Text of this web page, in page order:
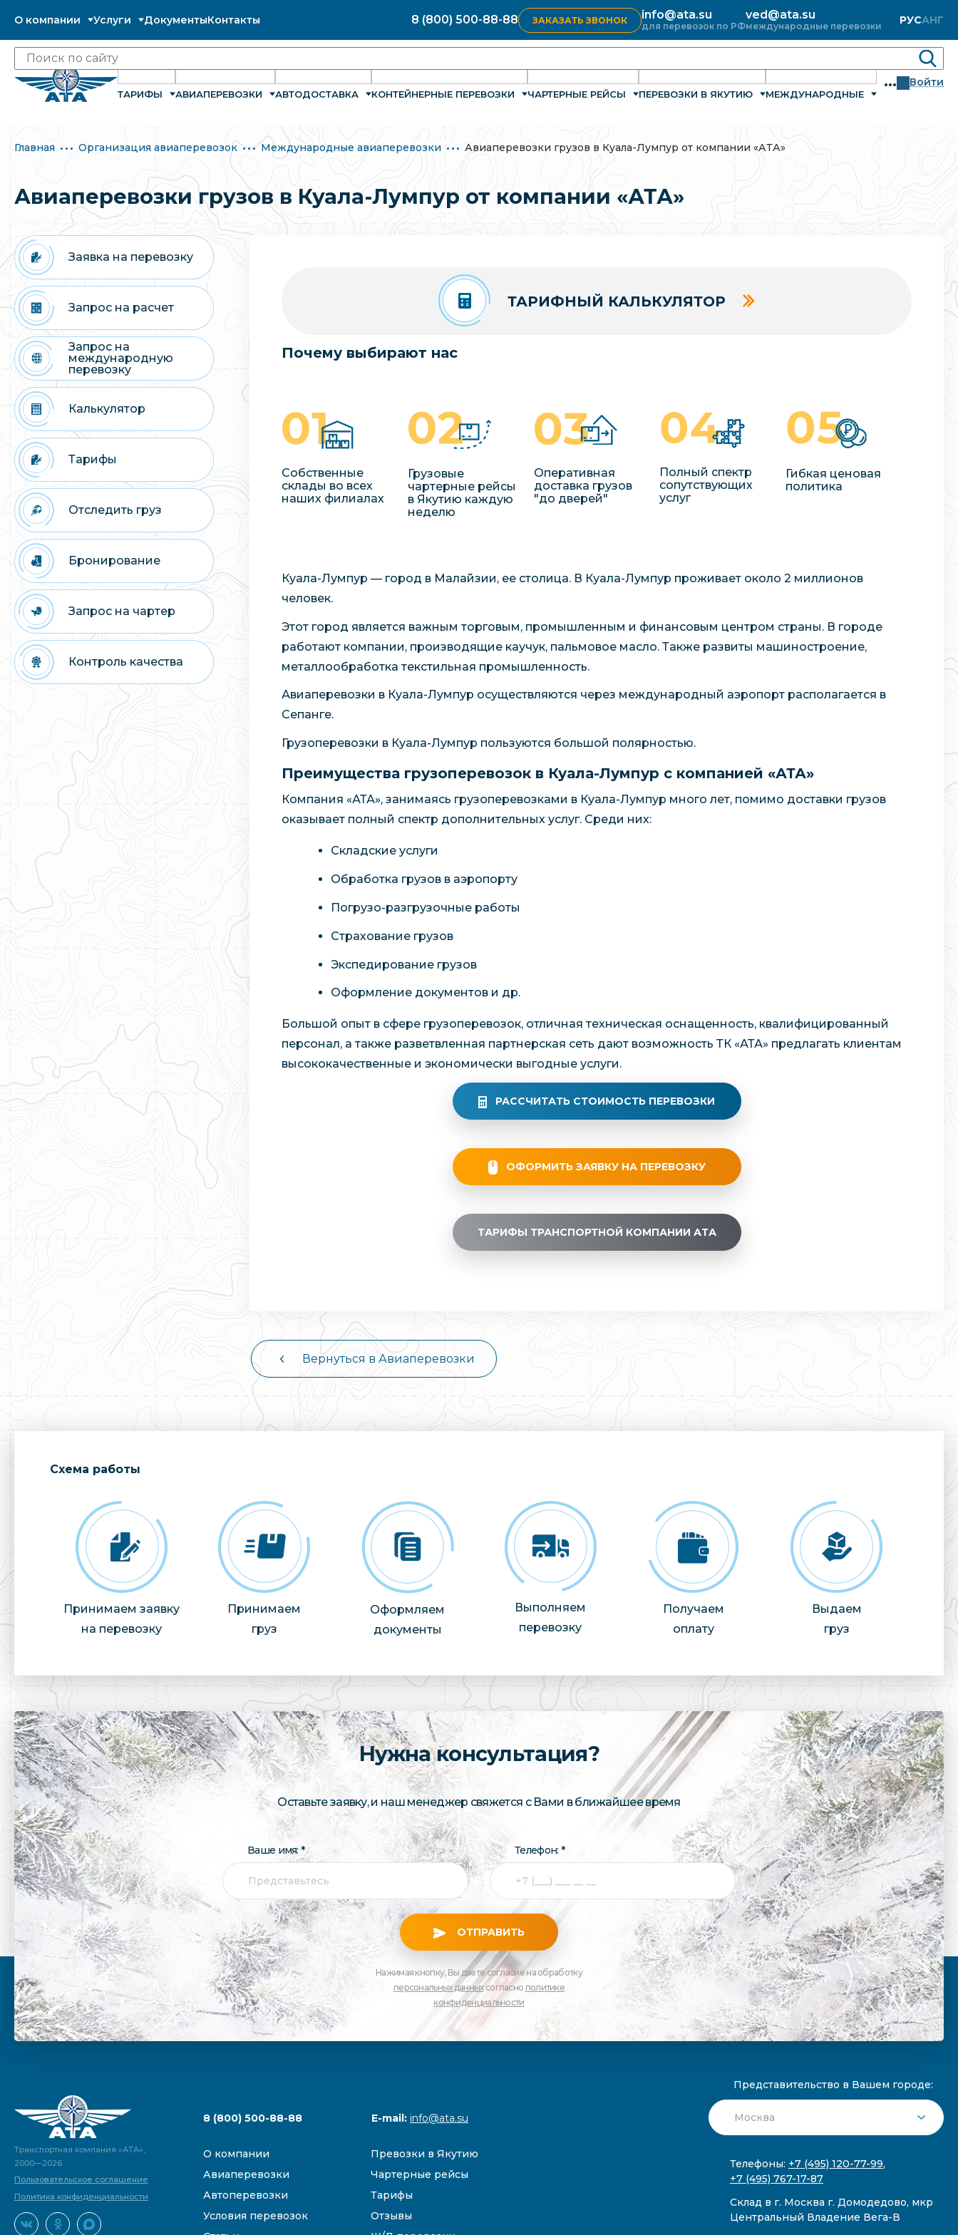
О компании Услуги ДокументыКонтакты 8 (800) 500-88-88 ЗАКАЗАТЬ ЗВОНОК info@ata.su
для перевозок по РФ
ved@ata.su
международные перевозки РУСАНГ
ТАРИФЫ АВИАПЕРЕВОЗКИ АВТОДОСТАВКА КОНТЕЙНЕРНЫЕ ПЕРЕВОЗКИ ЧАРТЕРНЫЕ РЕЙСЫ ПЕРЕВОЗКИ В ЯКУТИЮ МЕЖДУНАРОДНЫЕ
... Войти
Главная Организация авиаперевозок Международные авиаперевозки Авиаперевозки грузов в Куала-Лумпур от компании «АТА»
Авиаперевозки грузов в Куала-Лумпур от компании «АТА»
Заявка на перевозку
Запрос на расчет
Запрос на
международную
перевозку
Калькулятор
Тарифы
Отследить груз
Бронирование
Запрос на чартер
Контроль качества
ТАРИФНЫЙ КАЛЬКУЛЯТОР
Почему выбирают нас
Собственные
склады во всех
наших филиалах
Грузовые
чартерные рейсы
в Якутию каждую
неделю
Оперативная
доставка грузов
"до дверей"
Полный спектр
сопутствующих
услуг
Гибкая ценовая
политика
Куала-Лумпур — город в Малайзии, ее столица. В Куала-Лумпур проживает около 2 миллионов
человек.
Этот город является важным торговым, промышленным и финансовым центром страны. В городе
работают компании, производящие каучук, пальмовое масло. Также развиты машиностроение,
металлообработка текстильная промышленность.
Авиаперевозки в Куала-Лумпур осуществляются через международный аэропорт располагается в
Сепанге.
Грузоперевозки в Куала-Лумпур пользуются большой полярностью.
Преимущества грузоперевозок в Куала-Лумпур с компанией «АТА»
Компания «АТА», занимаясь грузоперевозками в Куала-Лумпур много лет, помимо доставки грузов
оказывает полный спектр дополнительных услуг. Среди них:
Складские услуги
Обработка грузов в аэропорту
Погрузо-разгрузочные работы
Страхование грузов
Экспедирование грузов
Оформление документов и др.
Большой опыт в сфере грузоперевозок, отличная техническая оснащенность, квалифицированный
персонал, а также разветвленная партнерская сеть дают возможность ТК «АТА» предлагать клиентам
высококачественные и экономически выгодные услуги.
РАССЧИТАТЬ СТОИМОСТЬ ПЕРЕВОЗКИ
ОФОРМИТЬ ЗАЯВКУ НА ПЕРЕВОЗКУ
ТАРИФЫ ТРАНСПОРТНОЙ КОМПАНИИ АТА
Вернуться в Авиаперевозки
Cхема работы
Принимаем заявку
на перевозку
Принимаем
груз
Оформляем
документы
Выполняем
перевозку
Получаем
оплату
Выдаем
груз
Нужна консультация?
Оставьте заявку, и наш менеджер свяжется с Вами в ближайшее время
Ваше имя: * Телефон: *
ОТПРАВИТЬ
Нажимая кнопку, Вы даете согласие на обработку
персональных данныхсогласно политике
конфиденциальности
Транспортная компания «АТА»,
2000—2026
Пользовательское соглашение
Политика конфиденциальности
8 (800) 500-88-88 E-mail:info@ata.su
О компании
Превозки в Якутию
Авиаперевозки
Чартерные рейсы
Автоперевозки
Тарифы
Условия перевозок
Отзывы
Представительство в Вашем городе:
Телефоны: +7 (495) 120-77-99,
+7 (495) 767-17-87
Склад в г. Москва г. Домодедово, мкр
Центральный Владение Вега-В